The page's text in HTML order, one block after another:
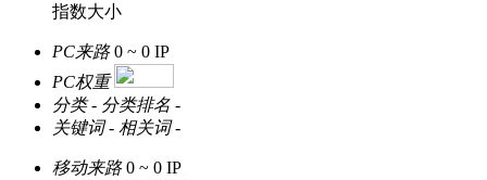
指数大小
PC来路 0 ~ 0 IP
PC权重
分类 - 分类排名 -
关键词 - 相关词 -
移动来路 0 ~ 0 IP